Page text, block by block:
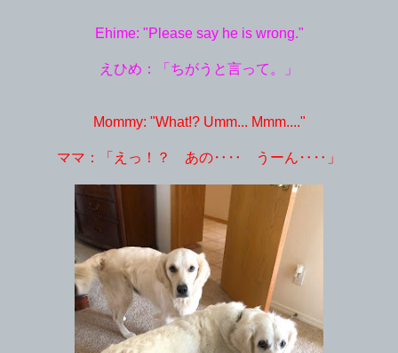
Ehime: "Please say he is wrong."
えひめ：「ちがうと言って。」
Mommy: "What!? Umm... Mmm...."
ママ：「えっ！？ あの‥‥ うーん‥‥」